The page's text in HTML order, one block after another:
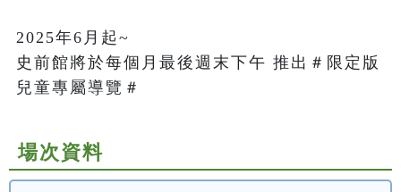
2025年6月起~
史前館將於每個月最後週末下午 推出＃限定版
兒童專屬導覽＃
場次資料